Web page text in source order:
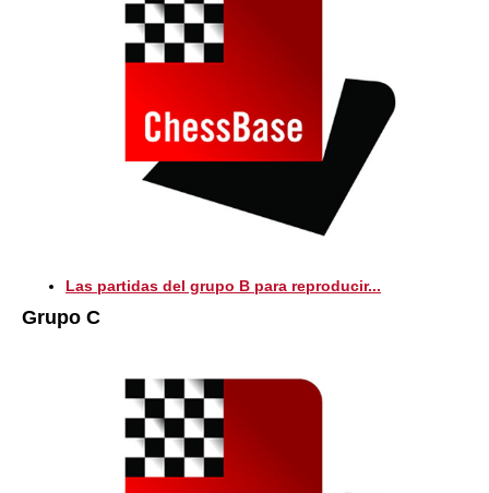
Las partidas del grupo B para reproducir...
Grupo C